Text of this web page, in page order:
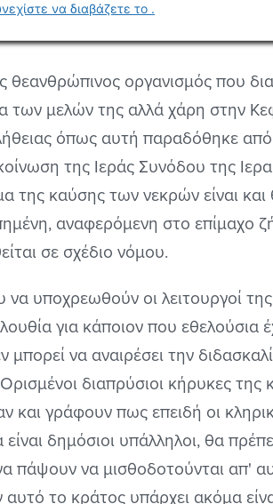
θεανθρώπινος οργανισμός που
των μελών της αλλά χάρη στην
όπως αυτή παραδόθηκε από
της Ιεράς Συνόδου της
της καύσης των νεκρών είναι και
αναφερόμενη στο επίμαχο
σε σχέδιο νόμου.
να υποχρεωθούν οι λειτουργοί
για κάποιον που εθελούσια
να αναιρέσει την
διαπρύσιοι κήρυκες της
και γράφουν πως επειδή οι
δημόσιοι υπάλληλοι, θα
πάψουν να μισθοδοτούνται απ'
το κράτος υπάρχει ακόμα